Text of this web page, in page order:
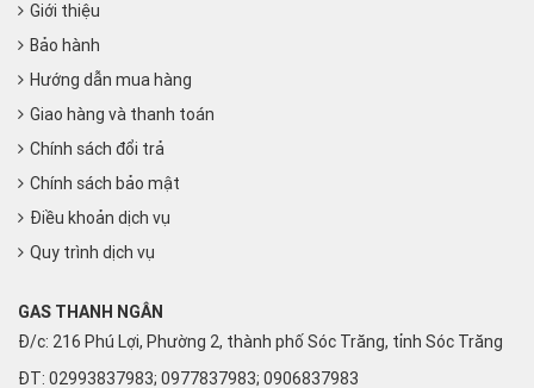
Giới thiệu
Bảo hành
Hướng dẫn mua hàng
Giao hàng và thanh toán
Chính sách đổi trả
Chính sách bảo mật
Điều khoản dịch vụ
Quy trình dịch vụ
GAS THANH NGÂN
Đ/c: 216 Phú Lợi, Phường 2, thành phố Sóc Trăng, tỉnh Sóc Trăng
ĐT: 02993837983; 0977837983; 0906837983